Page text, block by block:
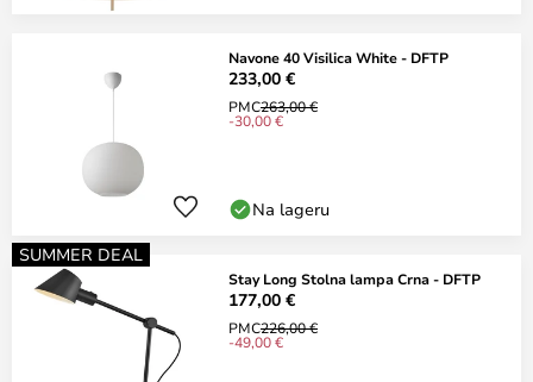
Navone 40 Visilica White - DFTP
233,00 €
PMC263,00 €
-30,00 €
Na lageru
SUMMER DEAL
Stay Long Stolna lampa Crna - DFTP
177,00 €
PMC226,00 €
-49,00 €